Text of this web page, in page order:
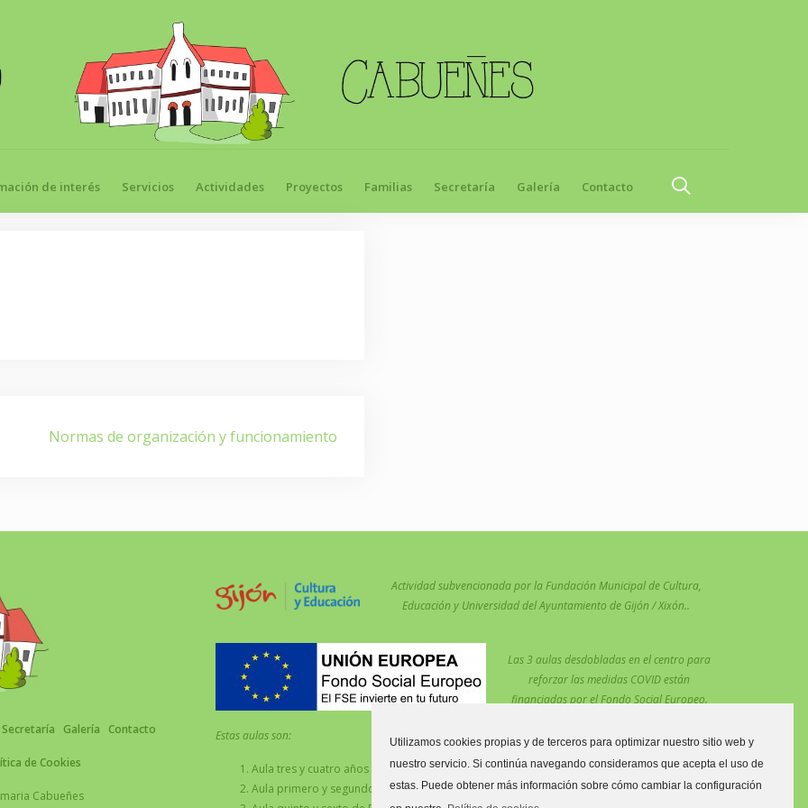
de interés Servicios Actividades Proyectos Familias Secretaría Galería Contacto
Normas de organización y funcionamiento
Secretaría Galería Contacto
de Cookies
Cabueñes
Actividad subvencionada por la Fundación Municipal de Cultura,
Educación y Universidad del Ayuntamiento de Gijón / Xixón..
Las 3 aulas desdobladas en el centro para
reforzar las medidas COVID están
financiadas por el Fondo Social Europeo.
Estas aulas son:
Aula tres y cuatro años C.
Aula primero y segundo de Primaria C.
Utilizamos cookies propias y de terceros para optimizar nuestro sitio web y
nuestro servicio. Si continúa navegando consideramos que acepta el uso de
estas. Puede obtener más información sobre cómo cambiar la configuración